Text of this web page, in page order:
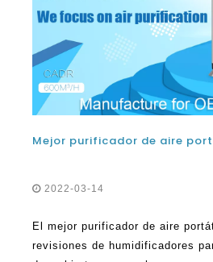
2022-03-14
El mejor purificador de aire
revisiones de humidificadores